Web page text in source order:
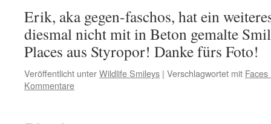
Erik, aka gegen-faschos, hat ein
diesmal nicht mit in Beton gemalte
Places aus Styropor! Danke fürs Foto!
Veröffentlicht unterWildlife Smileys | Verschlagwortet mit
Kommentare